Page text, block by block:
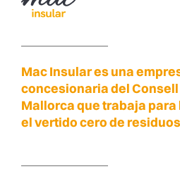
Mac Insular es una
concesionaria del
Mallorca que trabaja
el vertido cero de